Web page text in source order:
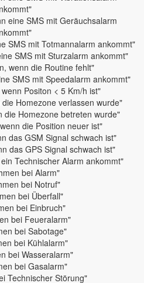
eine SMS mit Geräuchsalarm
SMS mit Totmannalarm ankommt"
SMS mit Sturzalarm ankommt"
wenn die Routine fehlt"
SMS mit Speedalarm ankommt"
Positon < 5 Km/h ist"
Homezone verlassen wurde"
die Homezone betreten wurde"
die Position neuer ist"
das GSM Signal schwach ist"
das GPS Signal schwach ist"
Technischer Alarm ankommt"
bei Alarm"
bei Notruf"
bei Überfall"
bei Einbruch"
bei Feueralarm"
bei Sabotage"
bei Kühlalarm"
bei Wasseralarm"
bei Gasalarm"
Technischer Störung"